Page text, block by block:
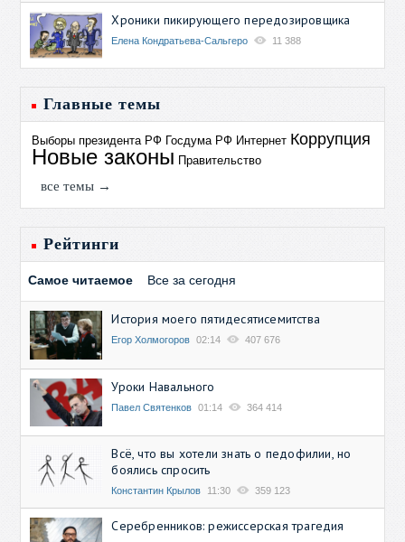
Хроники пикирующего передозировщика
Елена Кондратьева-Сальгеро 11 388
Главные темы
Выборы президента РФ Госдума РФ Интернет Коррупция
Новые законы Правительство
все темы →
Рейтинги
Самое читаемое Все за сегодня
История моего пятидесятисемитства
Егор Холмогоров 02:14 407 676
Уроки Навального
Павел Святенков 01:14 364 414
Всё, что вы хотели знать о педофилии, но
боялись спросить
Константин Крылов 11:30 359 123
Серебренников: режиссерская трагедия